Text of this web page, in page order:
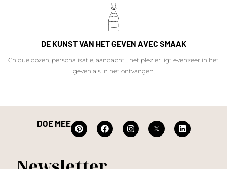
DE KUNST VAN HET GEVEN AVEC SMAAK
Chique dozen, personalisatie, aandacht... het plezier ligt evenzeer in het
geven als in het ontvangen.
DOE MEE